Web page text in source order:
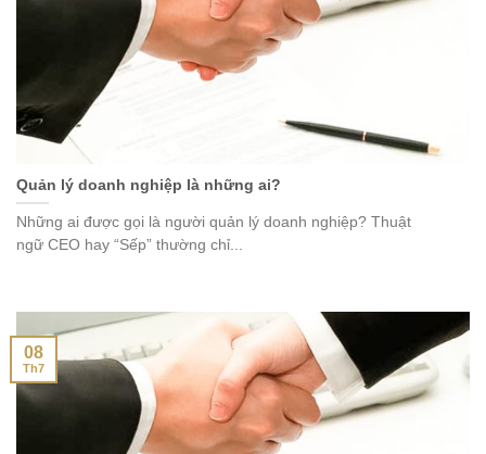
Quản lý doanh nghiệp là những ai?
Những ai được gọi là người quản lý doanh nghiệp? Thuật
ngữ CEO hay “Sếp” thường chỉ...
08
Th7